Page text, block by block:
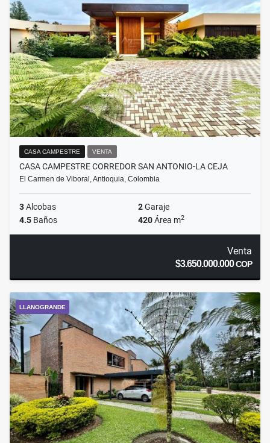
CASA CAMPESTRE VENTA
CASA CAMPESTRE CORREDOR SAN ANTONIO-LA CEJA
El Carmen de Viboral, Antioquia, Colombia
3Alcobas 2Garaje
4.5 Baños 420Área m2
Venta
$3.650.000.000COP
LLANOGRANDE